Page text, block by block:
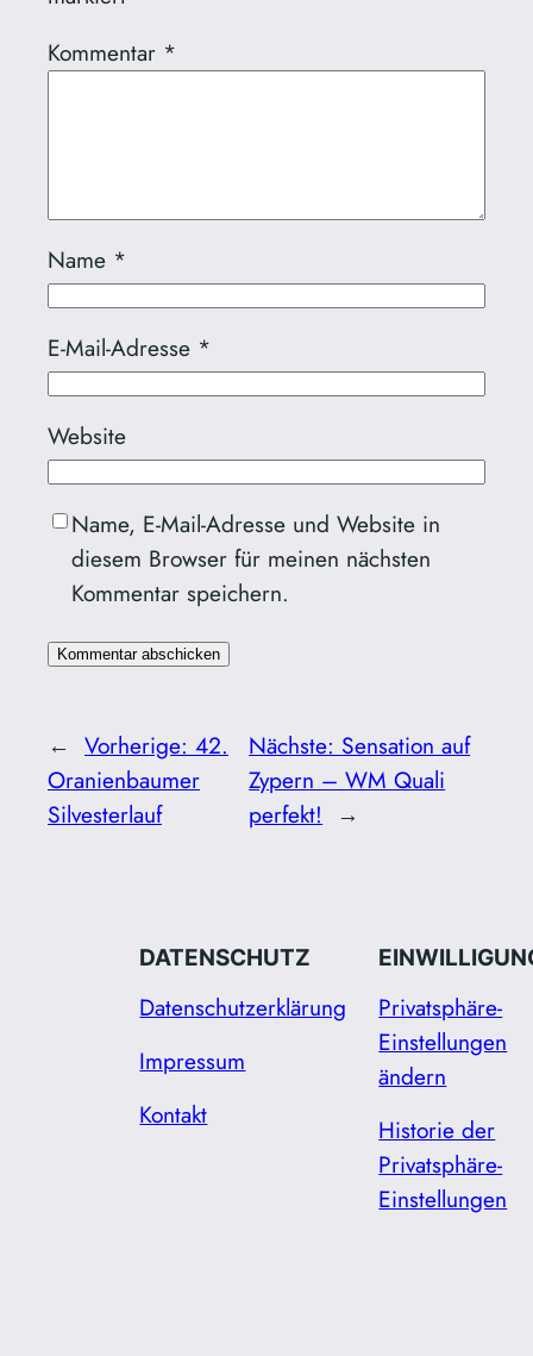
Kommentar *
Name *
E-Mail-Adresse *
Website
Name, E-Mail-Adresse und Website in
diesem Browser für meinen nächsten
Kommentar speichern.
← Vorherige: 42.
Oranienbaumer
Silvesterlauf
Nächste: Sensation auf
Zypern – WM Quali
perfekt!
→
DATENSCHUTZ
Datenschutzerklärung
Impressum
Kontakt
Privatsphäre-
Einstellungen
ändern
Historie der
Privatsphäre-
Einstellungen